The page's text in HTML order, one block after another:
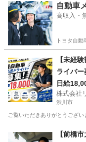
群馬 前橋市 配送
自動車
高収入・
トヨタ自動
【未経
ライバ
日給
株式会社
渋川市
ご覧いただきありがとうござ
物流
【前橋